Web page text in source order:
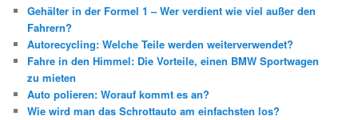
Gehälter in der Formel 1 – Wer verdient wie viel außer den
Fahrern?
Autorecycling: Welche Teile werden weiterverwendet?
Fahre in den Himmel: Die Vorteile, einen BMW Sportwagen
zu mieten
Auto polieren: Worauf kommt es an?
Wie wird man das Schrottauto am einfachsten los?